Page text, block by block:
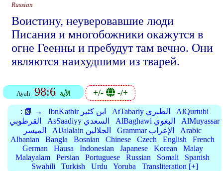
Russian
Воистину, неуверовавшие люди
Писания и многобожники окажутся в
огне Геенны и пребудут там вечно. Они
являются наихудшими из тварей.
Ayah 98:6 الأية +/- -/+
: 📗 → IbnKathir ابن كثير AtTabariy الطبري
AlQurtubi
القرطوبي
AsSaadiyy السعدي AlBaghawi البغوي
AlMuyassar
الميسر
AlJalalain الجلالين Grammar الإعراب
Arabic
Albanian
Bangla Bosnian Chinese Czech English
French
German
Hausa Indonesian Japanese Korean
Malay
Malayalam
Persian Portuguese Russian Somali
Spanish
Swahili
Turkish Urdu Yoruba Transliteration [+]